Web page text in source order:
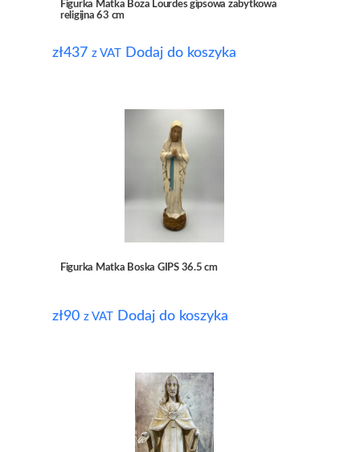
Figurka Matka Boza Lourdes gipsowa zabytkowa
religijna 63 cm
zł437 z VAT Dodaj do koszyka
Figurka Matka Boska GIPS 36.5 cm
zł90 z VAT Dodaj do koszyka